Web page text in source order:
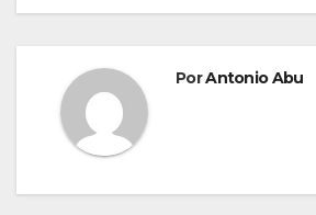
PorAntonio Abu